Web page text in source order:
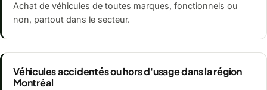
Achat de véhicules de toutes marques, fonctionnels ou
non, partout dans le secteur.
Véhicules accidentés ou hors d'usage dans la région
Montréal